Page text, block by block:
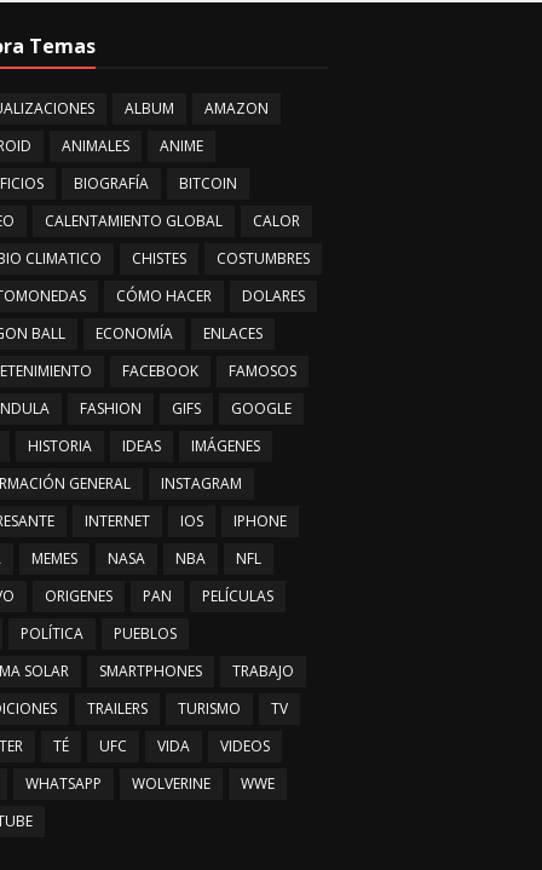
Temas
ALBUM
AMAZON
ANIMALES
ANIME
BIOGRAFÍA
BITCOIN
CALENTAMIENTO GLOBAL
CALOR
CLIMATICO
CHISTES
COSTUMBRES
CÓMO HACER
DOLARES
BALL
ECONOMÍA
ENLACES
FACEBOOK
FAMOSOS
FASHION GIFS
GOOGLE
HISTORIA
IDEAS
IMÁGENES
GENERAL
INSTAGRAM
INTERNET IOS
IPHONE
MEMES NASA NBA
NFL
ORIGENES PAN
PELÍCULAS
POLÍTICA
PUEBLOS
SOLAR
SMARTPHONES
TRABAJO
TRAILERS TURISMO
TV
TÉ UFC VIDA
VIDEOS
WHATSAPP
WOLVERINE
WWE